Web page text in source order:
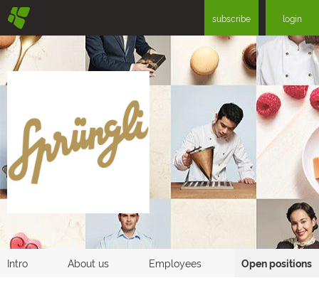
§ subscribe login
Intro About us Employees Open positions